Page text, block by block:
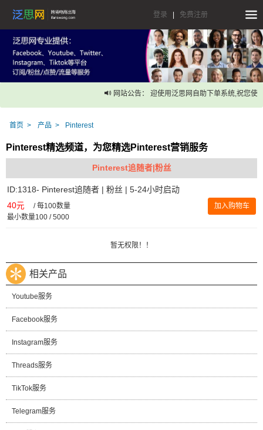
登录 免费注册
网站公告： 迎使用泛思网自助下单系统,祝您使用
首页 产品 Pinterest
Pinterest精选频道，为您精选Pinterest营销服务
Pinterest追随者|粉丝
ID:1318- Pinterest追随者 | 粉丝 | 5-24小时启动
40元 /每100数量
最小数量100 / 5000
加入购物车
暂无权限！！
相关产品
Youtube服务
Facebook服务
Instagram服务
Threads服务
TikTok服务
Telegram服务